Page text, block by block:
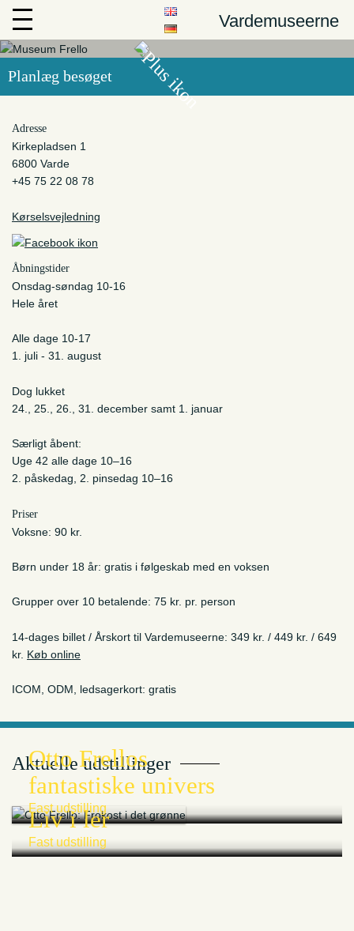
Vardemuseerne
Museum Frello
I fantasiens verden
Planlæg besøget
Adresse
Kirkepladsen 1
6800 Varde
+45 75 22 08 78
Kørselsvejledning
Åbningstider
Onsdag-søndag 10-16
Hele året
Alle dage 10-17
1. juli - 31. august
Dog lukket
24., 25., 26., 31. december samt 1. januar
Særligt åbent:
Uge 42 alle dage 10–16
2. påskedag, 2. pinsedag 10–16
Priser
Voksne: 90 kr.
Børn under 18 år: gratis i følgeskab med en voksen
Grupper over 10 betalende: 75 kr. pr. person
14-dages billet / Årskort til Vardemuseerne: 349 kr. / 449 kr. / 649
kr. Køb online
ICOM, ODM, ledsagerkort: gratis
Aktuelle udstillinger
Otto Frellos
fantastiske univers
Fast udstilling
Liv i ler
Fast udstilling